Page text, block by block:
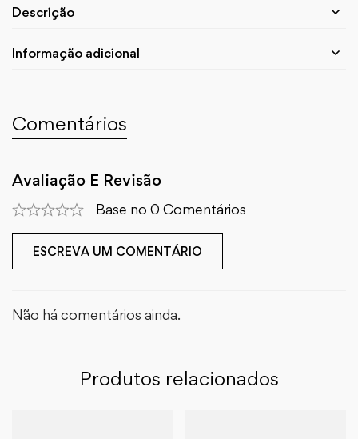
Descrição
Informação adicional
Comentários
Avaliação E Revisão
Base no 0 Comentários
ESCREVA UM COMENTÁRIO
Não há comentários ainda.
Produtos relacionados